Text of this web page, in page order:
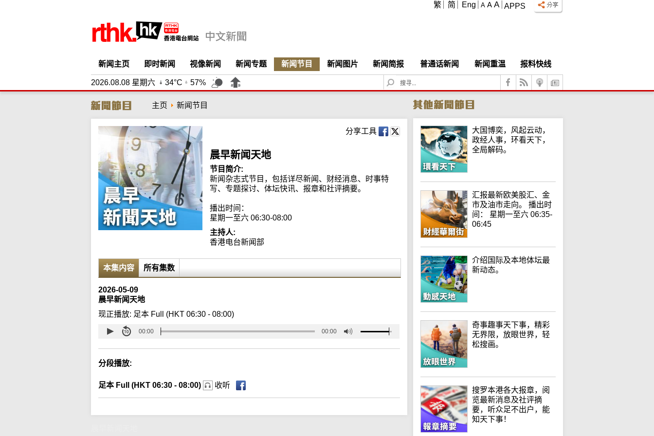
APPS
A A A
繁 简 Eng
新闻主页 即时新闻 视像新闻 新闻专题 新闻节目 新闻图片 新闻简报 普通话新闻 新闻重温 报料快线
2026.08.08 星期六 34°C 57%
S
e
c
h
主页 新闻节目
分享工具
晨早新闻天地
节目简介:
新闻杂志式节目，包括详尽新闻、财经消息、时事特
写、专题探讨、体坛快讯、报章和社评摘要。
播出时间：
星期一至六 06:30-08:00
主持人:
香港电台新闻部
本集内容 所有集数
2026-05-09
晨早新闻天地
现正播放: 足本 Full (HKT 06:30 - 08:00)
00:00 00:00
分段播放:
足本 Full (HKT 06:30 - 08:00) 收听
大国博奕，风起云动，
政经人事，环看天下，
全局解码。
汇报最新欧美股汇、金
市及油市走向。 播出时
间： 星期一至六 06:35-
06:45
介绍国际及本地体坛最
新动态。
奇事趣事天下事，精彩
无界限，放眼世界，轻
松搜画。
搜罗本港各大报章，阅
览最新消息及社评摘
要，听众足不出户，能
知天下事！